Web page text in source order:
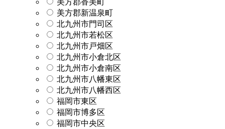
美方郡新温泉町
北九州市門司区
北九州市若松区
北九州市戸畑区
北九州市小倉北区
北九州市小倉南区
北九州市八幡東区
北九州市八幡西区
福岡市東区
福岡市博多区
福岡市中央区